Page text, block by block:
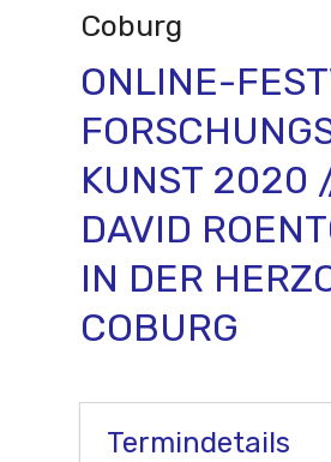
Coburg
ONLINE-
KUNST 2020
DAVID
IN DER
COBURG
Termindetails